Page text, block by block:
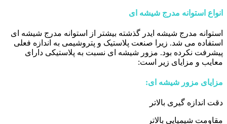
انواع استوانه مدرج شیشه ای
استوانه مدرج شیشه ایدر گذشته بیشتر از استوانه مدرج شیشه ای
استفاده می شد. زیرا صنعت پلاستیک و پتروشیمی به اندازه فعلی
پیشرفت نکرده بود. مزور شیشه ای نسبت به پلاستیکی دارای
معایب و مزایای زیر است:
مزایای مزور شیشه ای:
دقت اندازه گیری بالاتر
مقاومت شیمیایی بالاتر